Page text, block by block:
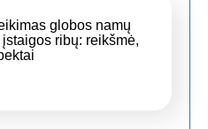
globos namų
ribų: reikšmė,